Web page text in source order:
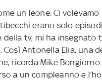
un leone. Ci
erano solo
della tv, mi ha insegnato
Così Antonella Elia, una
ricorda Mike
a un compleanno e l'ho